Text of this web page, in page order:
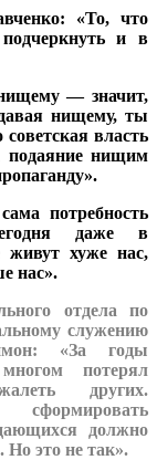
«То, что
и в
— значит,
нищему, ты
власть
подаяние нищим
потребность
даже в
живут хуже нас,
нас».
отдела по
служению
«За годы
потерял
других.
должно
Но это не так».